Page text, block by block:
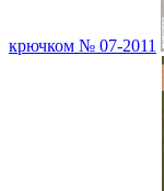
крючком № 07-2011